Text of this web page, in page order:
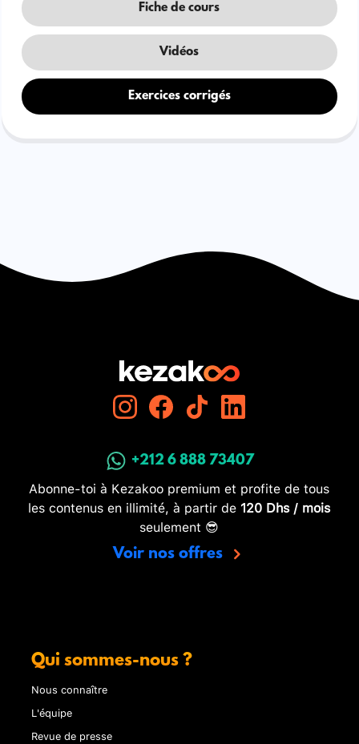
Fiche de cours
Vidéos
Exercices corrigés
+212 6 888 73407
Abonne-toi à Kezakoo premium et profite de tous
les contenus en illimité, à partir de 120 Dhs / mois
seulement 😎
Voir nos offres
Qui sommes-nous ?
Nous connaître
L'équipe
Revue de presse